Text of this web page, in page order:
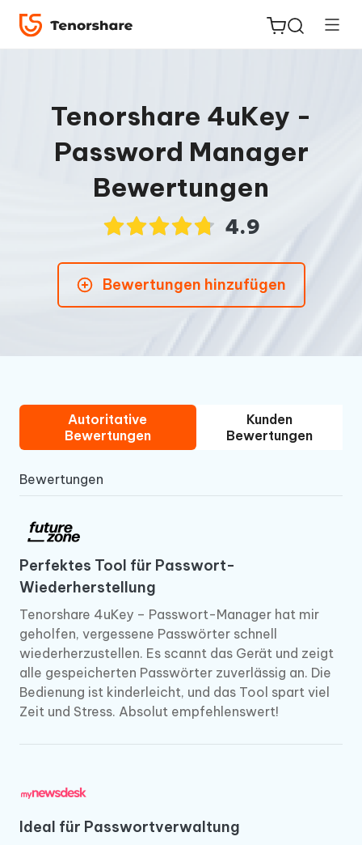
ReiBoot
Neu
iAnyGo
Tenorshare 4uKey -
Password Manager
Bewertungen
4.9
Bewertungen hinzufügen
Autoritative
Bewertungen
Kunden
Bewertungen
Bewertungen
Perfektes Tool für Passwort-
Wiederherstellung
Tenorshare 4uKey – Passwort-Manager hat mir
geholfen, vergessene Passwörter schnell
wiederherzustellen. Es scannt das Gerät und zeigt
alle gespeicherten Passwörter zuverlässig an. Die
Bedienung ist kinderleicht, und das Tool spart viel
Zeit und Stress. Absolut empfehlenswert!
Ideal für Passwortverwaltung